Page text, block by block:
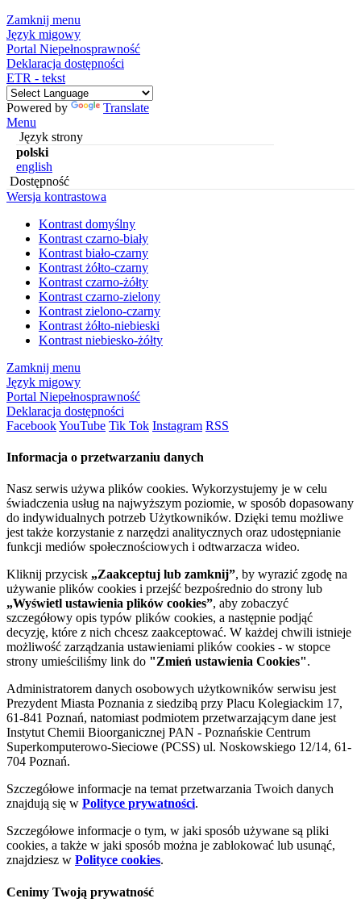
Zamknij menu
Język migowy
Portal Niepełnosprawność
Deklaracja dostępności
ETR - tekst
Powered by
Translate
Menu
Język strony
polski
english
Dostępność
Wersja kontrastowa
Kontrast domyślny
Kontrast czarno-biały
Kontrast biało-czarny
Kontrast żółto-czarny
Kontrast czarno-żółty
Kontrast czarno-zielony
Kontrast zielono-czarny
Kontrast żółto-niebieski
Kontrast niebiesko-żółty
Zamknij menu
Język migowy
Portal Niepełnosprawność
Deklaracja dostępności
FacebookYouTube Tik Tok Instagram RSS
Informacja o przetwarzaniu danych
Nasz serwis używa plików cookies. Wykorzystujemy je w celu
świadczenia usług na najwyższym poziomie, w sposób dopasowany
do indywidualnych potrzeb Użytkowników. Dzięki temu możliwe
jest także korzystanie z narzędzi analitycznych oraz udostępnianie
funkcji mediów społecznościowych i odtwarzacza wideo.
Kliknij przycisk „Zaakceptuj lub zamknij”, by wyrazić zgodę na
używanie plików cookies i przejść bezpośrednio do strony lub
„Wyświetl ustawienia plików cookies”, aby zobaczyć
szczegółowy opis typów plików cookies, a następnie podjąć
decyzję, które z nich chcesz zaakceptować. W każdej chwili istnieje
możliwość zarządzania ustawieniami plików cookies - w stopce
strony umieściliśmy link do "Zmień ustawienia Cookies".
Administratorem danych osobowych użytkowników serwisu jest
Prezydent Miasta Poznania z siedzibą przy Placu Kolegiackim 17,
61-841 Poznań, natomiast podmiotem przetwarzającym dane jest
Instytut Chemii Bioorganicznej PAN - Poznańskie Centrum
Superkomputerowo-Sieciowe (PCSS) ul. Noskowskiego 12/14, 61-
704 Poznań.
Szczegółowe informacje na temat przetwarzania Twoich danych
znajdują się w Polityce prywatności.
Szczegółowe informacje o tym, w jaki sposób używane są pliki
cookies, a także w jaki sposób można je zablokować lub usunąć,
znajdziesz w Polityce cookies.
Cenimy Twoją prywatność